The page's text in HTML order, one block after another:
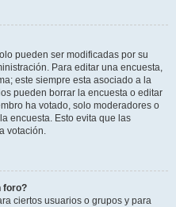
pueden ser modificadas por su
Para editar una encuesta,
este siempre esta asociado a la
pueden borrar la encuesta o editar
ha votado, solo moderadores o
encuesta. Esto evita que las
votación.
foro?
ciertos usuarios o grupos y para